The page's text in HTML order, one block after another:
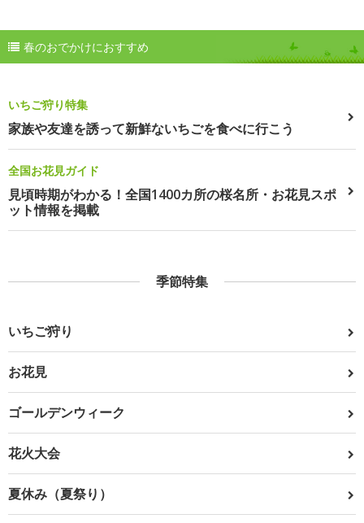
春のおでかけにおすすめ
いちご狩り特集
家族や友達を誘って新鮮ないちごを食べに行こう
全国お花見ガイド
見頃時期がわかる！全国1400カ所の桜名所・お花見スポ
ット情報を掲載
季節特集
いちご狩り
お花見
ゴールデンウィーク
花火大会
夏休み（夏祭り）